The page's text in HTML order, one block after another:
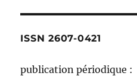
ISSN 2607-0421
publication périodique :